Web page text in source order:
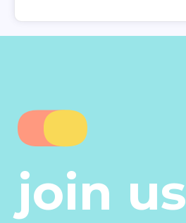
join us